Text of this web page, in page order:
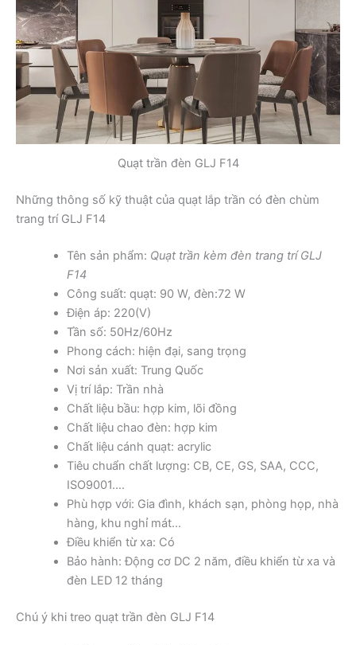
Quạt trần đèn GLJ F14
Những thông số kỹ thuật của quạt lắp trần có đèn chùm
trang trí GLJ F14
Tên sản phẩm: Quạt trần kèm đèn trang trí GLJ
F14
Công suất: quạt: 90 W, đèn:72 W
Điện áp: 220(V)
Tần số: 50Hz/60Hz
Phong cách: hiện đại, sang trọng
Nơi sản xuất: Trung Quốc
Vị trí lắp: Trần nhà
Chất liệu bầu: hợp kim, lõi đồng
Chất liệu chao đèn: hợp kim
Chất liệu cánh quạt: acrylic
Tiêu chuẩn chất lượng: CB, CE, GS, SAA, CCC,
ISO9001….
Phù hợp với: Gia đình, khách sạn, phòng họp, nhà
hàng, khu nghỉ mát…
Điều khiển từ xa: Có
Bảo hành: Động cơ DC 2 năm, điều khiển từ xa và
đèn LED 12 tháng
Chú ý khi treo quạt trần đèn GLJ F14